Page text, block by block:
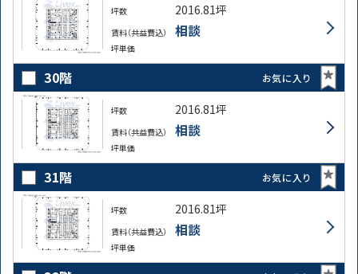
坪数 2016.81坪
賃料（共益費込） 相談
坪単価
30階 お気に入り
坪数 2016.81坪
賃料（共益費込） 相談
坪単価
31階 お気に入り
坪数 2016.81坪
賃料（共益費込） 相談
坪単価